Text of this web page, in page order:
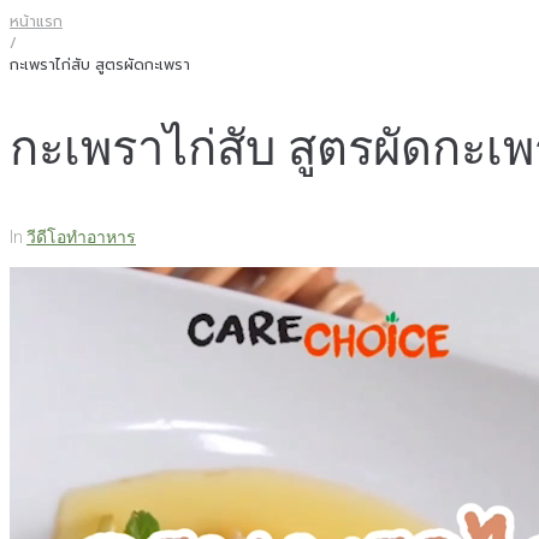
หน้าแรก
/
กะเพราไก่สับ สูตรผัดกะเพรา
กะเพราไก่สับ สูตรผัดกะเ
In วีดีโอทำอาหาร